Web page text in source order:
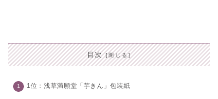
目次
1位：浅草満願堂「芋きん」包装紙